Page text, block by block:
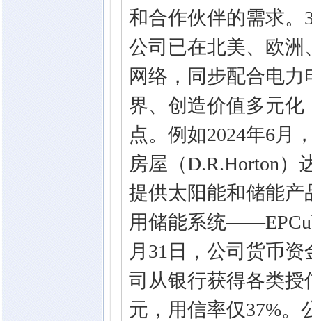
和合作伙伴的需求。
公司已在北美、欧
网络，同步配合电
界、创造价值多元
点。例如2024年6月
房屋（D.R.Horton）
提供太阳能和储能
用储能系统
月31日，公司货币
司从银行获得各类授
元，用信率仅37%